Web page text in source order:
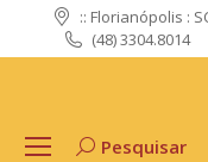
:: Florianópolis :
(48) 3304.8014
Search:Pesquisar